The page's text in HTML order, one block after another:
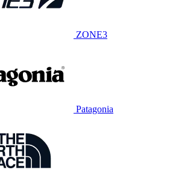
ZONE3
Patagonia